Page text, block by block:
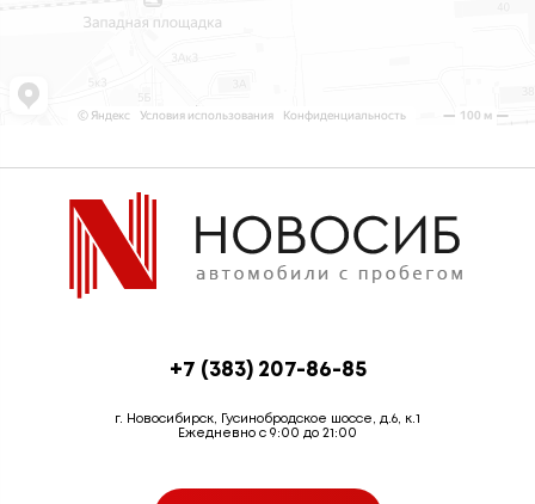
+7 (383) 207-86-85
г. Новосибирск, Гусинобродское шоссе, д.6, к.1
Ежедневно с 9:00 до 21:00